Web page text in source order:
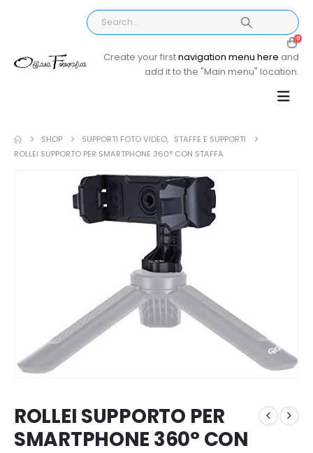
0
Create your firstnavigation menu here and
add it to the "Main menu" location.
SHOP SUPPORTI FOTO VIDEO, STAFFE E SUPPORTI
ROLLEI SUPPORTO PER SMARTPHONE 360° CON STAFFA
ROLLEI SUPPORTO PER
SMARTPHONE 360° CON